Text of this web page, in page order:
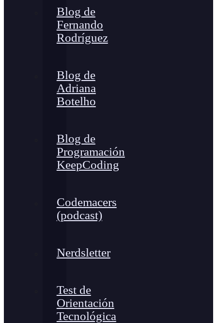
Blog de
Fernando
Rodríguez
Blog de
Adriana
Botelho
Blog de
Programación
KeepCoding
Codemacers
(podcast)
Nerdsletter
Test de
Orientación
Tecnológica